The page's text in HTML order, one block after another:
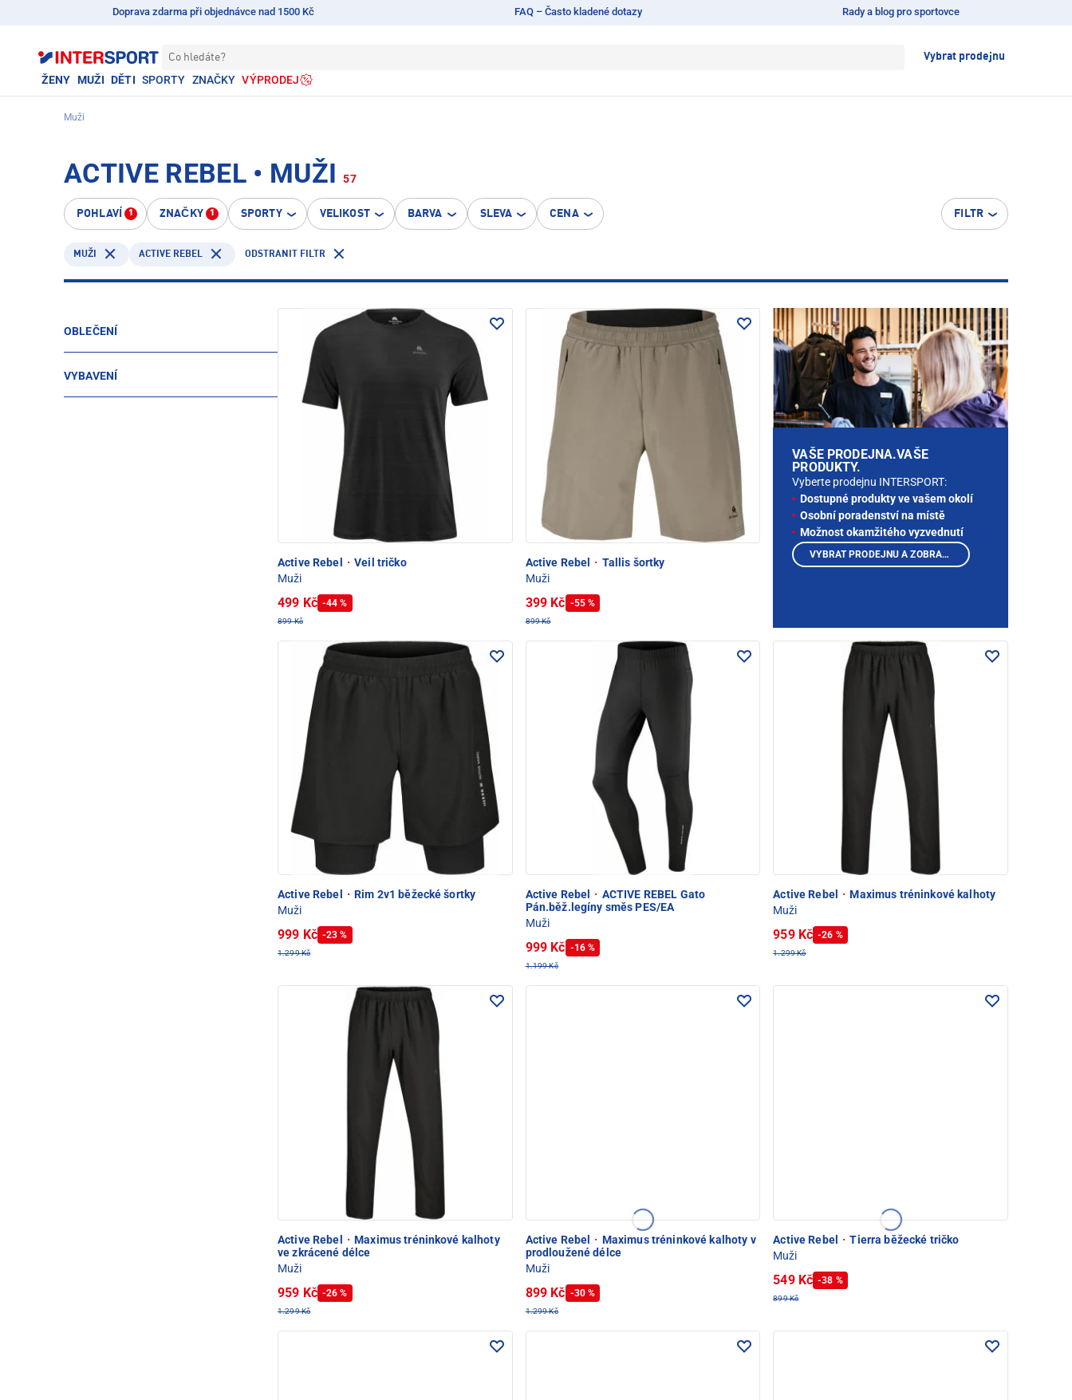
Doprava zdarma při objednávce nad 1500 Kč FAQ – Často kladené dotazy Rady a blog pro sportovce
Co hledáte? Vybrat prodejnu
ŽENY MUŽI DĚTI SPORTY ZNAČKY VÝPRODEJ
Muži
ACTIVE REBEL • MUŽI 57
POHLAVÍ 1 ZNAČKY 1 SPORTY VELIKOST BARVA SLEVA CENA FILTR
MUŽI ACTIVE REBEL ODSTRANIT FILTR
OBLEČENÍ
VYBAVENÍ
Active Rebel · Veil tričko
Muži
499 Kč -44 %
899 Kč
Active Rebel · Tallis šortky
Muži
399 Kč -55 %
899 Kč
Active Rebel · Rim 2v1 běžecké šortky
Muži
999 Kč -23 %
1.299 Kč
Active Rebel · ACTIVE REBEL Gato
Pán.běž.legíny směs PES/EA
Muži
999 Kč -16 %
1.199 Kč
Active Rebel · Maximus tréninkové kalhoty
Muži
959 Kč -26 %
1.299 Kč
Active Rebel · Maximus tréninkové kalhoty
ve zkrácené délce
Muži
959 Kč -26 %
1.299 Kč
Active Rebel · Maximus tréninkové kalhoty v
prodloužené délce
Muži
899 Kč -30 %
1.299 Kč
Active Rebel · Tierra běžecké tričko
Muži
549 Kč -38 %
899 Kč
VAŠE PRODEJNA.VAŠE
PRODUKTY.
Vyberte prodejnu INTERSPORT:
Dostupné produkty ve vašem okolí
Osobní poradenství na místě
Možnost okamžitého vyzvednutí
VYBRAT PRODEJNU A ZOBRAZIT PRODUKTY